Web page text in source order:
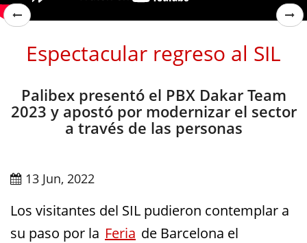
Espectacular regreso al SIL
Palibex presentó el PBX Dakar Team
2023 y apostó por modernizar el sector
a través de las personas
13 Jun, 2022
Los visitantes del SIL pudieron contemplar a
su paso por la Feria de Barcelona el